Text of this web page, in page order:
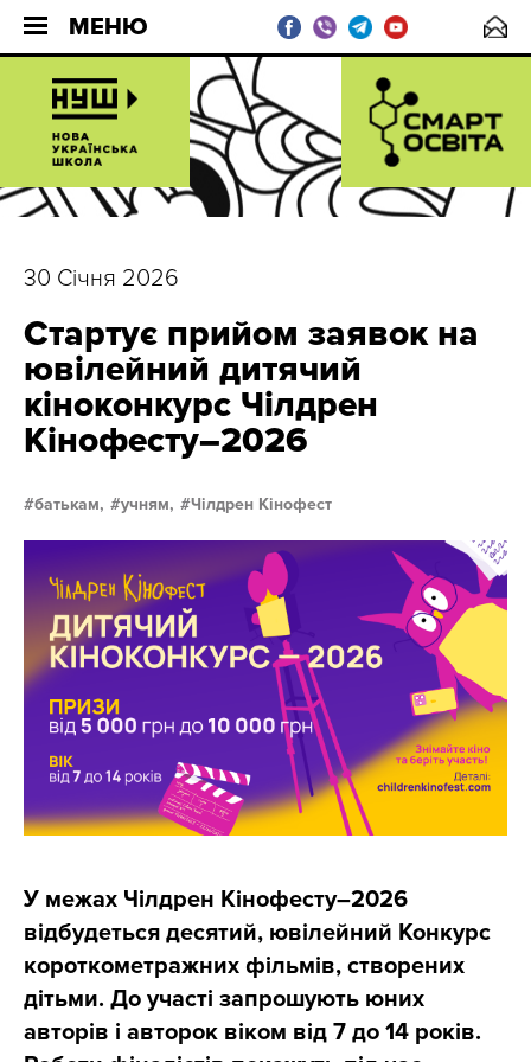
МЕНЮ
30 Січня 2026
Стартує прийом заявок на
ювілейний дитячий
кіноконкурс Чілдрен
Кінофесту–2026
батькам, учням, Чілдрен Кінофест
У межах Чілдрен Кінофесту–2026
відбудеться десятий, ювілейний Конкурс
короткометражних фільмів, створених
дітьми. До участі запрошують юних
авторів і авторок віком від 7 до 14 років.